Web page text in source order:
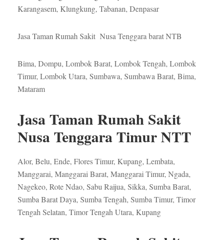
Karangasem, Klungkung, Tabanan, Denpasar
Jasa Taman Rumah Sakit Nusa Tenggara barat NTB
Bima, Dompu, Lombok Barat, Lombok Tengah, Lombok
Timur, Lombok Utara, Sumbawa, Sumbawa Barat, Bima,
Mataram
Jasa Taman Rumah Sakit
Nusa Tenggara Timur NTT
Alor, Belu, Ende, Flores Timur, Kupang, Lembata,
Manggarai, Manggarai Barat, Manggarai Timur, Ngada,
Nagekeo, Rote Ndao, Sabu Raijua, Sikka, Sumba Barat,
Sumba Barat Daya, Sumba Tengah, Sumba Timur, Timor
Tengah Selatan, Timor Tengah Utara, Kupang